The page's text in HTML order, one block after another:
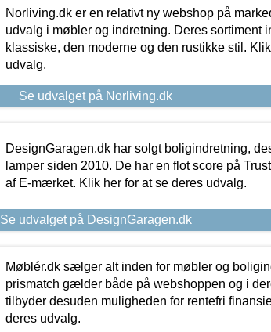
Norliving.dk er en relativt ny webshop på
udvalg i møbler og indretning. Deres sortiment
klassiske, den moderne og den rustikke stil.
udvalg.
Se udvalget på Norliving.dk
DesignGaragen.dk har solgt boligindretning,
lamper siden 2010. De har en flot score på
af E-mærket. Klik her for at se deres udvalg.
Se udvalget på DesignGaragen.dk
Møblér.dk sælger alt inden for møbler og
prismatch gælder både på webshoppen og i
tilbyder desuden muligheden for rentefri
deres udvalg.